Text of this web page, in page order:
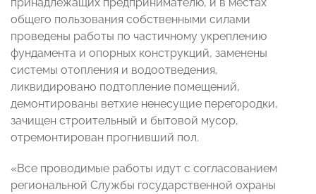
общего пользования собственными силами
проведены работы по частичному укреплению
фундамента и опорных конструкций, заменены
системы отопления и водоотведения,
ликвидировано подтопление помещений,
демонтированы ветхие ненесущие перегородки,
зачищен строительный и бытовой мусор,
отремонтирован прогнивший пол.
«Все проводимые работы идут с согласованием
региональной Службы государственной охраны